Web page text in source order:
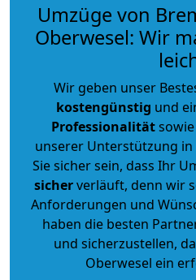
Umzüge von
Oberwesel: Wir
Wir geben unser
kostengünstig und
Professionalität
unserer Unterstützung
Sie sicher sein, dass Ihr
sicherverläuft, denn wir
Anforderungen und
haben die besten
und sicherzustellen,
Oberwesel ein